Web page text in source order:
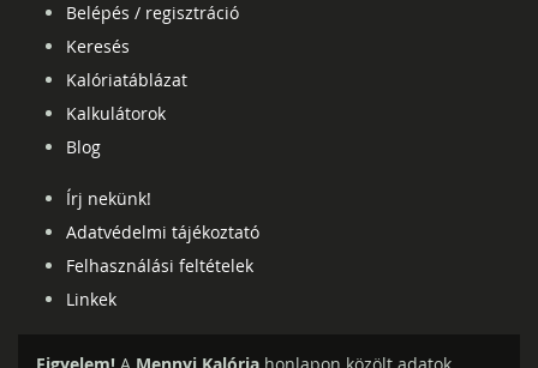
Belépés / regisztráció
Keresés
Kalóriatáblázat
Kalkulátorok
Blog
Írj nekünk!
Adatvédelmi tájékoztató
Felhasználási feltételek
Linkek